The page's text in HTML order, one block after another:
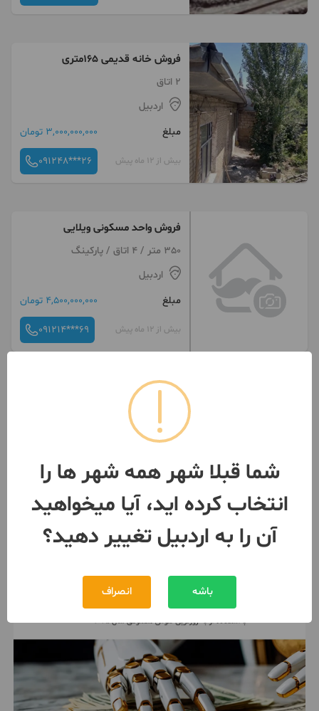
فروش خانه قدیمی ۱۶۵متری
2 اتاق
اردبیل
مبلغ
3,000,000,000 تومان
بیش از 12 ماه پیش 091248***26
فروش واحد مسکونی ویلایی
350 متر / 4 اتاق / پارکینگ
اردبیل
مبلغ
4,500,000,000 تومان
بیش از 12 ماه پیش 091214***69
فروش خانه درخوجین
اردبیل
مبلغ
2,850,000,000 تومان
بیش از 12 ماه پیش 091495***34
شما قبلا شهر همه شهر ها را
انتخاب کرده اید، آیا میخواهید
آن را به اردبیل تغییر دهید؟
باشه انصراف